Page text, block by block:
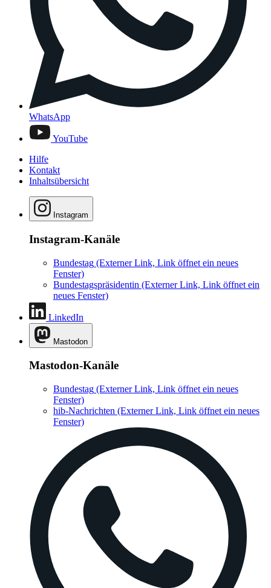
WhatsApp
YouTube
Hilfe
Kontakt
Inhaltsübersicht
Instagram
Instagram-Kanäle
Bundestag (Externer Link, Link öffnet ein neues
Fenster)
Bundestagspräsidentin (Externer Link, Link öffnet ein
neues Fenster)
LinkedIn
Mastodon
Mastodon-Kanäle
Bundestag (Externer Link, Link öffnet ein neues
Fenster)
hib-Nachrichten (Externer Link, Link öffnet ein neues
Fenster)